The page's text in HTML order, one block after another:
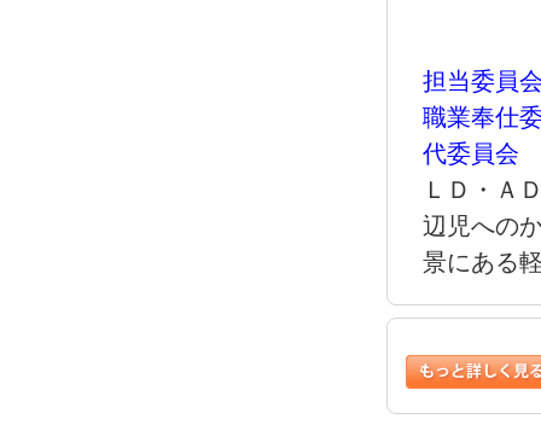
担当委員
職業奉仕
代委員会
ＬＤ・Ａ
辺児への
景にある